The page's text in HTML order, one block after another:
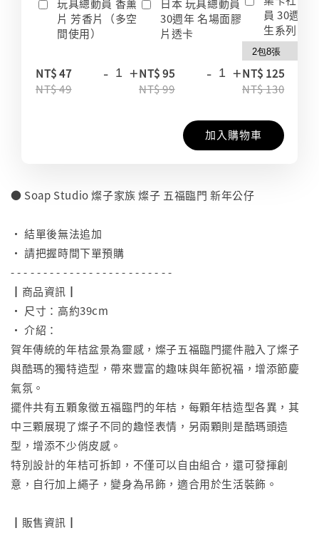
玩具總動員 香薰
片 芳香片（多空
間使用）
NT$ 47
NT$ 49
- +
日本 玩具總動員
30週年 名場面膠
片透卡
NT$ 95
NT$ 99
- +
員 30週年
生系列 收
NT$ 125
NT$ 130
加入購物車
● Soap Studio 燦子家族 燦子 五福臨門 新年公仔
• 結單後無法追加
• 請把握時間下單預購
- - - - - - - - - - - - - - - - - - - - - - - - -
┃商品資訊┃
• 尺寸：高約39cm
• 介紹：
賀年傳統的年桔盆景為靈感，燦子五福臨門擺件融入了燦子
與酷瑪的獨特造型，帶來豐富的趣味與年節祝福，增添節慶
氣氛。
擺件共有五顆象徵五福臨門的年桔，每顆年桔造型各異，其
中三顆展現了燦子不同的趣怪表情，另兩顆則是酷瑪頭造
型，增添不少俏皮感。
特別設計的年桔可拆卸，不僅可以自由組合，還可發揮創
意，自行加上繩子，變身為吊飾，適合用於生活裝飾。
┃販售資訊┃